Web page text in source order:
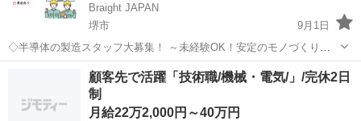
Braight JAPAN
堺市
9月1日
◇半導体の製造スタッフ大募集！ ～未経験OK！安定のモノづくりワ
ーク～ 📌 たった10秒でわかる！このお仕事のポイント ✅ 未経験か
ら“手に職”がつけられる！ ✅ コツコツ・モクモク作業が好きな方にぴ
ったり ✅...
半導体 未経験
顧客先で活躍「技術職/機械・電気/」/完休2日
制
月給22万2,000円～40万円